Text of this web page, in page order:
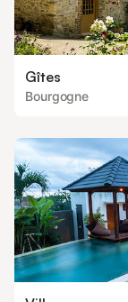
Gîtes
Bourgogne